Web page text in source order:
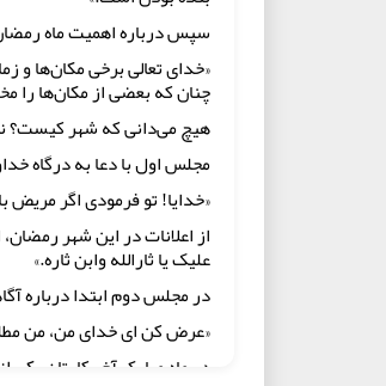
سپس درباره اهمیت ماه
«خدای تعالی برخی مکان‌ها و
چنان که بعضی از مکان‌ها را
هیچ می‌دانی که شهر کیست؟
مجلس اول با دعا به درگاه
«خدایا! تو فرمودی اگر مریض
از اعلانات در این شهر
علیک یا ثارالله وابن ثاره.»
در مجلس دوم ابتدا درباره
«عرض کن ای خدای من، من
در ماه مبارک آخر کارتان